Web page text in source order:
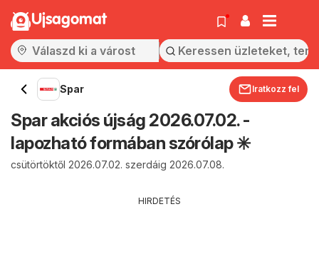
Ujsagomat
Spar Iratkozz fel
Spar akciós újság 2026.07.02. -
lapozható formában szórólap ✳️
csütörtöktől 2026.07.02. szerdáig 2026.07.08.
HIRDETÉS